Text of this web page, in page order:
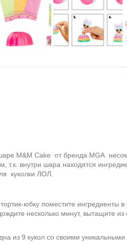
M&M Cake от бренда MGA
т.к. внутри шара находятся
куколки ЛОЛ.
юбку поместите ингредиенты
несколько минут, вытащите
из 9 кукол со своими